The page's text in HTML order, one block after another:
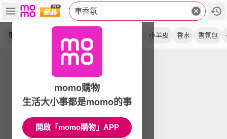
車香氛
車用 小羊皮 香水 香氛包
momo購物
生活大小事都是momo的事
開啟「momo購物」APP